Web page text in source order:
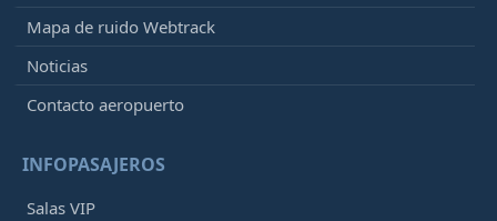
Mapa de ruido Webtrack
Noticias
Contacto aeropuerto
INFOPASAJEROS
Salas VIP